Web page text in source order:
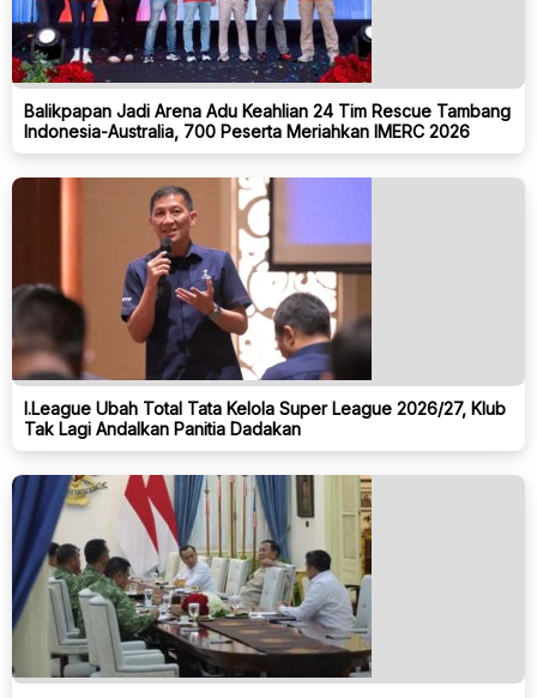
Balikpapan Jadi Arena Adu Keahlian 24 Tim Rescue Tambang
Indonesia-Australia, 700 Peserta Meriahkan IMERC 2026
I.League Ubah Total Tata Kelola Super League 2026/27, Klub
Tak Lagi Andalkan Panitia Dadakan